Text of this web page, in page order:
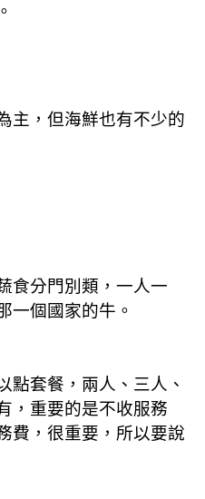
主，但海鮮也有不少的
食分門別類，一人一
一個國家的牛。
點套餐，兩人、三人、
，重要的是不收服務
費，很重要，所以要說